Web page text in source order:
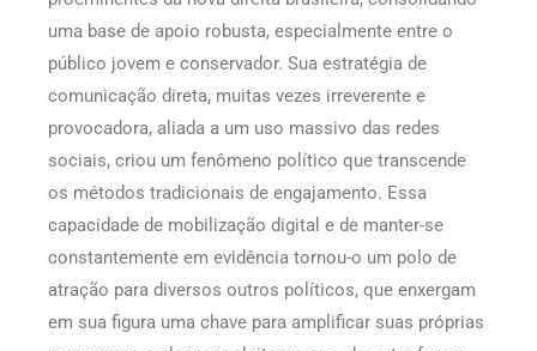
uma base de apoio robusta, especialmente entre o
público jovem e conservador. Sua estratégia de
comunicação direta, muitas vezes irreverente e
provocadora, aliada a um uso massivo das redes
sociais, criou um fenômeno político que transcende
os métodos tradicionais de engajamento. Essa
capacidade de mobilização digital e de manter-se
constantemente em evidência tornou-o um polo de
atração para diversos outros políticos, que enxergam
em sua figura uma chave para amplificar suas próprias